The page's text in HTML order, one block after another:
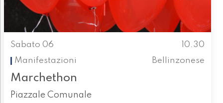
Sabato 06
10.30
Manifestazioni
Bellinzonese
Marchethon
Piazzale Comunale